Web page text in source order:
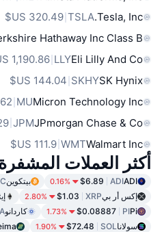
Tesla, Inc.
TSLA
‏320.49 US$
Hathaway Inc Class B
Eli Lilly And Co
LLY
‏‏1,190.86 US$
SK Hynix
SKHY
Micron Technology Inc
MU
JPmorgan Chase & Co
JPM
‏356.29 US$
Walmart Inc
WMT
‏111.9 US$
أكثر العملات
ADI
ADI
$6.89
0.16% بيتكوين
إكس أر بيXRP
$1.03
2.80%
Pi
PI
$0.08887
1.73% كاردانو
سولانا SOL
$72.48
1.90%